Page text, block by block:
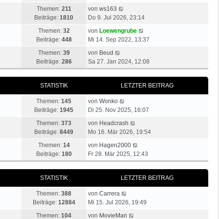
g
e
i
t
g
t
e
B
e
i
r
a
e
e
t
g
Themen: 211
Beiträge: 1810
von ws163
e
e
s
e
r
B
e
i
t
r
a
g
Do 9. Jul 2026, 23:14
Themen: 32
Beiträge: 448
von Loewengrube
e
s
e
e
r
g
Mi 14. Sep 2022, 13:37
Themen: 39
Beiträge: 286
von Beud
e
u
e
s
t
e
r
B
e
t
r
g
Sa 27. Jan 2024, 12:08
STATISTIK LETZTER BEITRAG
Themen: 145
Beiträge: 1945
von Wonko
e
e
s
t
e
r
B
e
i
t
r
a
Di 25. Nov 2025, 16:07
Themen: 373
Beiträge: 8449
von Headcrash
e
e
s
e
e
Mo 16. Mär 2026, 19:54
Themen: 14
Beiträge: 180
von Hagen2000
e
u
e
s
t
r
Fr 28. Mär 2025, 12:43
STATISTIK LETZTER BEITRAG
Themen: 388
Beiträge: 12884
von Carrera
e
Mi 15. Jul 2026, 19:49
Themen: 104
von MovieMan